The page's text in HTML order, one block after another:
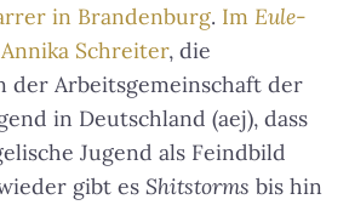
in Brandenburg. Im Eule-
Schreiter, die
der Arbeitsgemeinschaft der
in Deutschland (aej), dass
Jugend als Feindbild
gibt es Shitstorms bis hin